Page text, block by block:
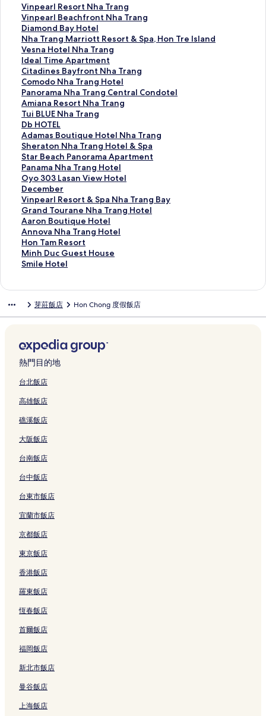
Vinpearl Resort Nha Trang
V
i
n
p
e
a
r
l
R
e
s
o
r
t
N
h
a
T
r
a
n
g
的
連
結
Vinpearl Beachfront Nha Trang
V
i
n
p
e
a
r
l
B
e
a
c
h
f
r
o
n
t
N
h
a
T
r
a
連
結
Diamond Bay Hotel
D
i
a
m
o
n
d
B
a
y
H
o
t
e
l
的
連
結
Nha Trang Marriott Resort & Spa, Hon Tre Island
N
h
a
T
r
a
n
g
M
a
r
r
i
o
t
t
R
e
s
o
r
t
,
n
T
r
e
s
a
n
d
的
結
Vesna Hotel Nha Trang
V
e
s
n
a
H
o
t
e
l
N
h
a
T
r
a
n
g
的
連
結
Ideal Time Apartment
I
d
e
a
l
T
i
m
e
A
p
a
r
t
m
e
n
t
的
連
Citadines Bayfront Nha Trang
C
i
t
a
d
i
n
e
s
B
a
y
f
r
o
n
t
N
h
n
連
結
Comodo Nha Trang Hotel
C
o
m
o
d
o
N
h
a
T
r
a
n
g
H
o
t
e
結
Panorama Nha Trang Central Condotel
P
a
n
o
r
a
m
a
N
h
a
T
r
a
n
g
C
a
o
n
d
o
e
的
連
結
Amiana Resort Nha Trang
A
m
i
a
n
a
R
e
s
o
r
t
N
h
a
T
的
Tui BLUE Nha Trang
T
u
i
B
L
U
E
N
h
a
T
r
a
n
g
Db HOTEL
D
b
H
O
T
E
L
的
連
結
Adamas Boutique Hotel Nha Trang
A
d
a
m
a
s
B
o
u
t
i
q
u
e
h
a
T
r
n
的
連
結
Sheraton Nha Trang Hotel & Spa
S
h
e
r
a
t
o
n
N
h
a
T
H
e
l
&
S
a
連
結
Star Beach Panorama Apartment
S
t
a
r
B
e
a
c
h
P
a
m
p
a
r
t
e
t
的
連
結
Panama Nha Trang Hotel
P
a
n
a
m
a
N
h
a
T
H
e
l
的
連
Oyo 303 Lasan View Hotel
O
y
o
3
0
3
L
a
s
e
o
t
e
l
連
December
D
e
c
e
m
b
e
r
Vinpearl Resort & Spa Nha Trang Bay
V
i
n
p
e
a
r
o
&
S
p
a
h
T
r
a
n
B
y
的
連
結
Grand Tourane Nha Trang Hotel
G
r
a
n
d
T
n
h
a
T
r
n
H
o
t
e
的
結
Aaron Boutique Hotel
A
a
r
o
n
i
e
H
o
t
l
連
結
Annova Nha Trang Hotel
A
n
n
o
a
a
n
g
H
t
l
的
連
結
Hon Tam Resort
H
o
n
e
r
t
的
連
Minh Duc Guest House
M
i
c
e
s
t
H
u
e
的
連
結
Smile Hotel
S
H
e
l
的
連
芽莊飯店 Hon Chong 度假飯店
熱門目的地
台北飯店
高雄飯店
礁溪飯店
大阪飯店
台南飯店
台中飯店
台東市飯店
宜蘭市飯店
京都飯店
東京飯店
香港飯店
羅東飯店
恆春飯店
首爾飯店
福岡飯店
新北市飯店
曼谷飯店
上海飯店